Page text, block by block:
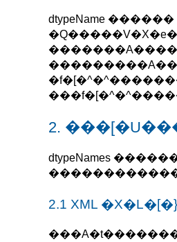
dtypeName
2.
dtypeNames
2.1 XML
���A�t��������